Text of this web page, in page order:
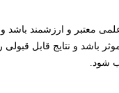
معتبر و ارزشمند باشد
و نتایج قابل قبولی
شود.